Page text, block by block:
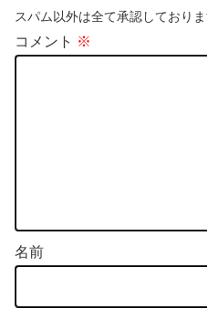
スパム以外は全て承認しており
コメント ※
名前